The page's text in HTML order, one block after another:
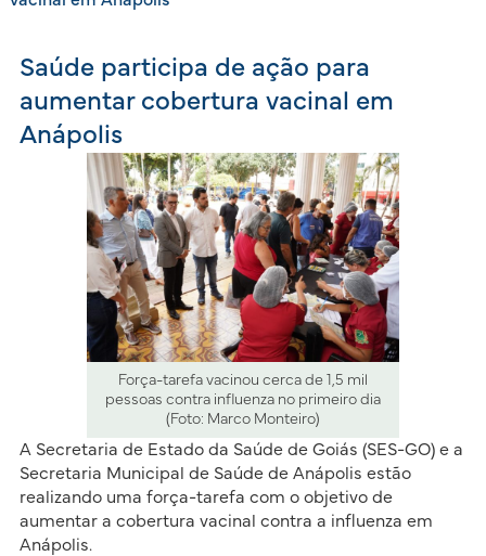
Saúde participa de ação para
aumentar cobertura vacinal em
Anápolis
Força-tarefa vacinou cerca de 1,5 mil
pessoas contra influenza no primeiro dia
(Foto: Marco Monteiro)
A Secretaria de Estado da Saúde de Goiás (SES-GO) e a
Secretaria Municipal de Saúde de Anápolis estão
realizando uma força-tarefa com o objetivo de
aumentar a cobertura vacinal contra a influenza em
Anápolis.